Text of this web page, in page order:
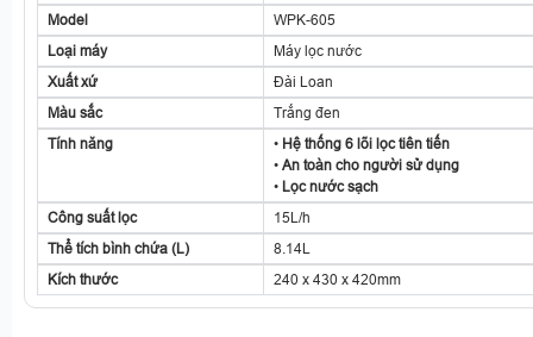
Model
WPK-605
Loại máy
Máy lọc nước
Xuất xứ
Đài Loan
Màu sắc
Trắng đen
Tính năng
• Hệ thống 6 lõi lọc tiên tiến
• An toàn cho người sử dụng
• Lọc nước sạch
Công suất lọc
15L/h
Thể tích bình chứa (L)
8.14L
Kích thước
240 x 430 x 420mm